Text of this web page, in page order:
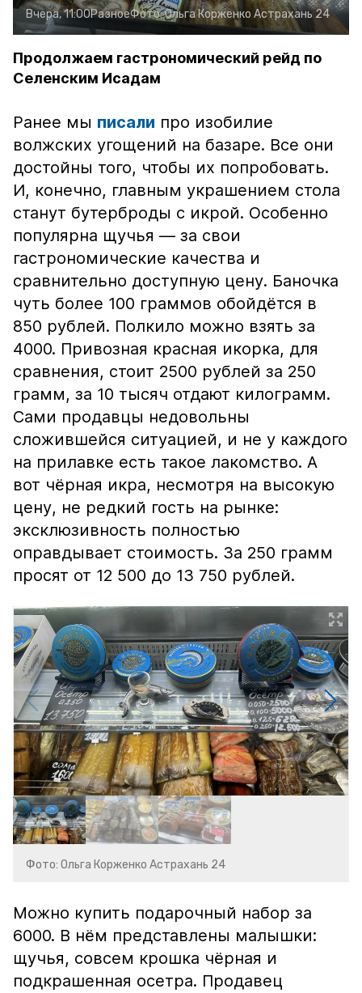
Вчера, 11:00РазноеФото:Ольга Корженко Астрахань 24
Продолжаем гастрономический рейд по
Селенским Исадам
Ранее мы писали про изобилие
волжских угощений на базаре. Все они
достойны того, чтобы их попробовать.
И, конечно, главным украшением стола
станут бутерброды с икрой. Особенно
популярна щучья — за свои
гастрономические качества и
сравнительно доступную цену. Баночка
чуть более 100 граммов обойдётся в
850 рублей. Полкило можно взять за
4000. Привозная красная икорка, для
сравнения, стоит 2500 рублей за 250
грамм, за 10 тысяч отдают килограмм.
Сами продавцы недовольны
сложившейся ситуацией, и не у каждого
на прилавке есть такое лакомство. А
вот чёрная икра, несмотря на высокую
цену, не редкий гость на рынке:
эксклюзивность полностью
оправдывает стоимость. За 250 грамм
просят от 12 500 до 13 750 рублей.
Фото: Ольга Корженко Астрахань 24
Можно купить подарочный набор за
6000. В нём представлены малышки:
щучья, совсем крошка чёрная и
подкрашенная осетра. Продавец